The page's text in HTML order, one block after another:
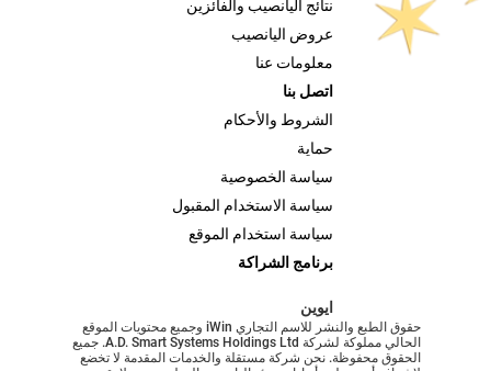
نتائج اليانصيب والفائزين
عروض اليانصيب
معلومات عنا
اتصل بنا
الشروط والأحكام
حماية
سياسة الخصوصية
سياسة الاستخدام المقبول
سياسة استخدام الموقع
برنامج الشراكة
ايوين
حقوق الطبع والنشر للاسم التجاري iWin وجميع محتويات الموقع
الحالي مملوكة لشركة A.D. Smart Systems Holdings Ltd. جميع
الحقوق محفوظة. نحن شركة مستقلة والخدمات المقدمة لا تخضع